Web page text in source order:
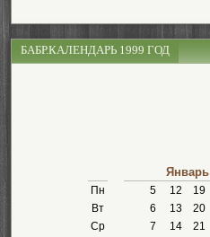
БАБР.КАЛЕНДАРЬ 1999 ГОД
Пн
Вт
Ср
Январь
5 12 19
6
13 20
7
14 21